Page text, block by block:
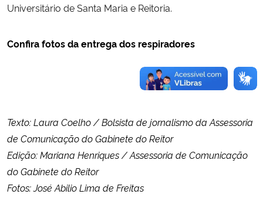
Universitário de Santa Maria e Reitoria.
Confira fotos da entrega dos respiradores
Texto: Laura Coelho / Bolsista de jornalismo da Assessoria
de Comunicação do Gabinete do Reitor
Edição: Mariana Henriques / Assessoria de Comunicação
do Gabinete do Reitor
Fotos: José Abilio Lima de Freitas